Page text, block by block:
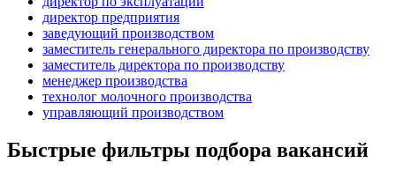
директор предприятия
заведующий производством
заместитель генерального директора по производству
заместитель директора по производству
менеджер производства
технолог молочного производства
управляющий производством
Быстрые фильтры подбора вакансий